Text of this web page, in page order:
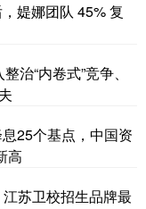
媞娜团队 45% 复
治“内卷式”竞争、
25个基点，中国资
高
苏卫校招生品牌最